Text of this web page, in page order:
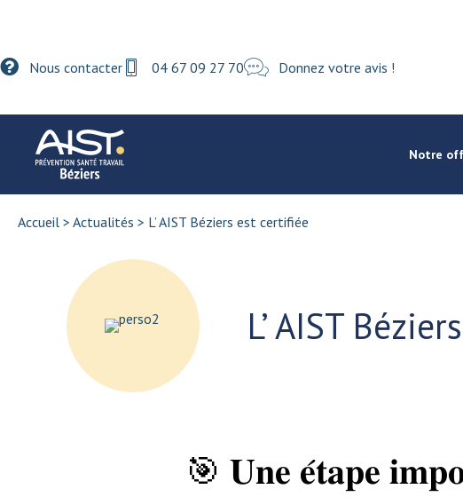
Nous contacter 04 67 09 27 70 Donnez votre avis !
Notre
Accueil > Actualités > L’ AIST Béziers est certifiée
L’ AIST
🎯 𝐔𝐧𝐞 𝐞́𝐭𝐚𝐩𝐞